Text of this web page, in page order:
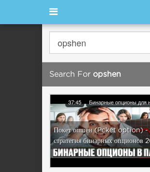
Search For opshen
37:45 Бинарные опционы для
Покет опшен (Pcket option) -
стратегия бинарных опционов